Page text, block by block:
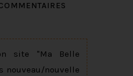
site "Ma Belle
nouveau/nouvelle